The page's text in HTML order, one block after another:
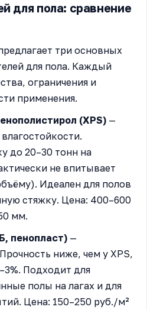
для пола: сравнение
три основных
для пола. Каждый
ограничения и
применения.
(XPS) —
до 20–30 тонн на
не впитывает
Идеален для полов
стяжку. Цена: 400–600
мм.
пенопласт) —
ниже, чем у XPS,
Подходит для
полы на лагах и для
Цена: 150–250 руб./м²